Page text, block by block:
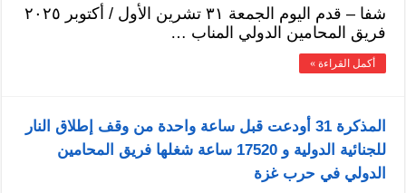
شفا – قدم اليوم الجمعة ٣١ تشرين الأول / أكتوبر ٢٠٢٥
فريق المحامين الدولي المناب …
أكمل القراءة »
المذكرة 31 أودعت قبل ساعة واحدة من وقف إطلاق النار
للجنائية الدولية و 17520 ساعة شغلها فريق المحامين
الدولي في حرب غزة